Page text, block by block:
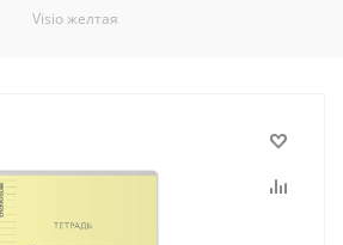
Visio желтая